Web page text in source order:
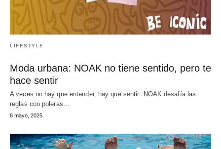
LIFESTYLE
Moda urbana: NOAK no tiene sentido, pero te
hace sentir
A veces no hay que entender, hay que sentir: NOAK desafía las
reglas con poleras…
8 mayo, 2025